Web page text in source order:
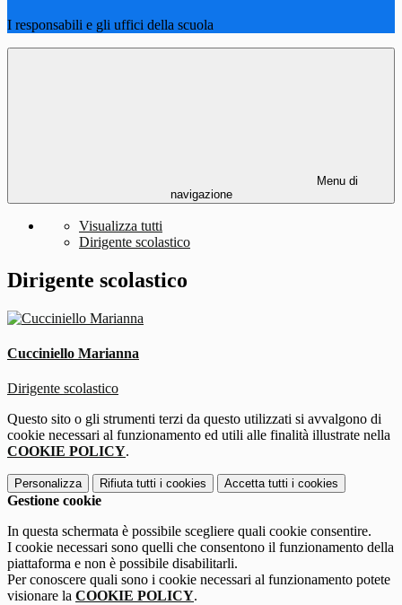
I responsabili e gli uffici della scuola
Menu di
navigazione
Visualizza tutti
Dirigente scolastico
Dirigente scolastico
Cucciniello Marianna
Dirigente scolastico
Questo sito o gli strumenti terzi da questo utilizzati si avvalgono di
cookie necessari al funzionamento ed utili alle finalità illustrate nella
COOKIE POLICY.
Personalizza Rifiuta tutti i cookies Accetta tutti i cookies
Gestione cookie
In questa schermata è possibile scegliere quali cookie consentire.
I cookie necessari sono quelli che consentono il funzionamento della
piattaforma e non è possibile disabilitarli.
Per conoscere quali sono i cookie necessari al funzionamento potete
visionare la COOKIE POLICY.